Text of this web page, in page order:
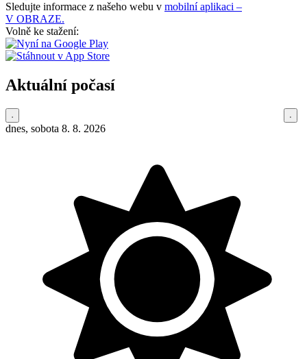
Sledujte informace z našeho webu v mobilní aplikaci –
V OBRAZE.
Volně ke stažení:
Aktuální počasí
dnes, sobota 8. 8. 2026